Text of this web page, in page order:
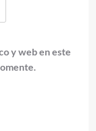
y web en este